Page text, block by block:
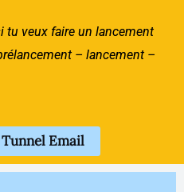
tu veux faire un lancement
– lancement –
Tunnel Email